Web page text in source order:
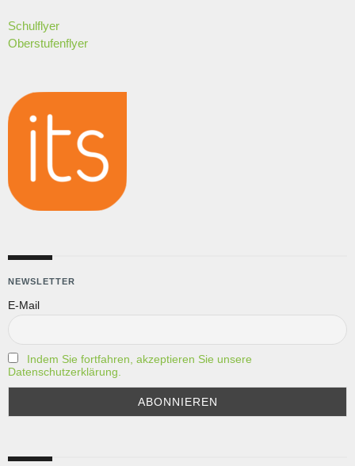
Schulflyer
Oberstufenflyer
NEWSLETTER
E-Mail
Indem Sie fortfahren, akzeptieren Sie unsere
Datenschutzerklärung.